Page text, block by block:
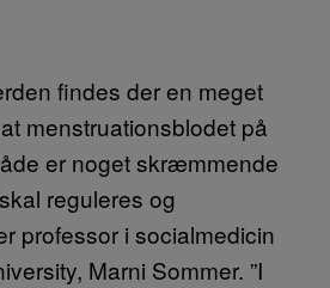
findes der en meget
menstruationsblodet på
er noget skræmmende
reguleres og
professor i socialmedicin
Marni Sommer. ”I